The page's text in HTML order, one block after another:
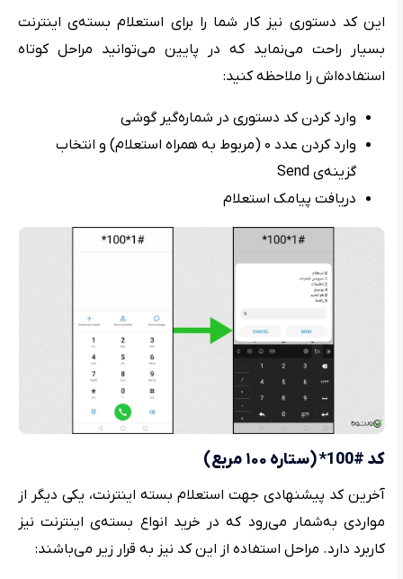
این کد دستوری نیز کار شما را برای استعلام بسته‌ی اینترنت
بسیار راحت می‌نماید که در پایین می‌توانید مراحل کوتاه
استفاده‌اش را ملاحظه کنید:
وارد کردن کد دستوری در شماره‌گیر گوشی
وارد کردن عدد ۰ (مربوط به همراه استعلام) و انتخاب
گزینه‌ی Send
دریافت پیامک استعلام
کد #100* (ستاره ۱۰۰ مربع)
آخرین کد پیشنهادی جهت استعلام بسته اینترنت، یکی دیگر از
مواردی به‌شمار می‌رود که در خرید انواع بسته‌ی اینترنت نیز
کاربرد دارد. مراحل استفاده از این کد نیز به قرار زیر می‌باشند: